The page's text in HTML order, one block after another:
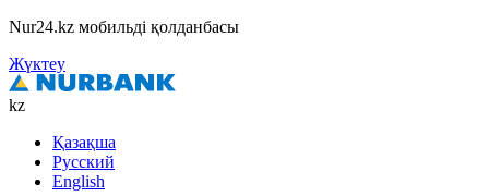
Nur24.kz мобильді қолданбасы
Жүктеу
kz
Қазақша
Русский
English